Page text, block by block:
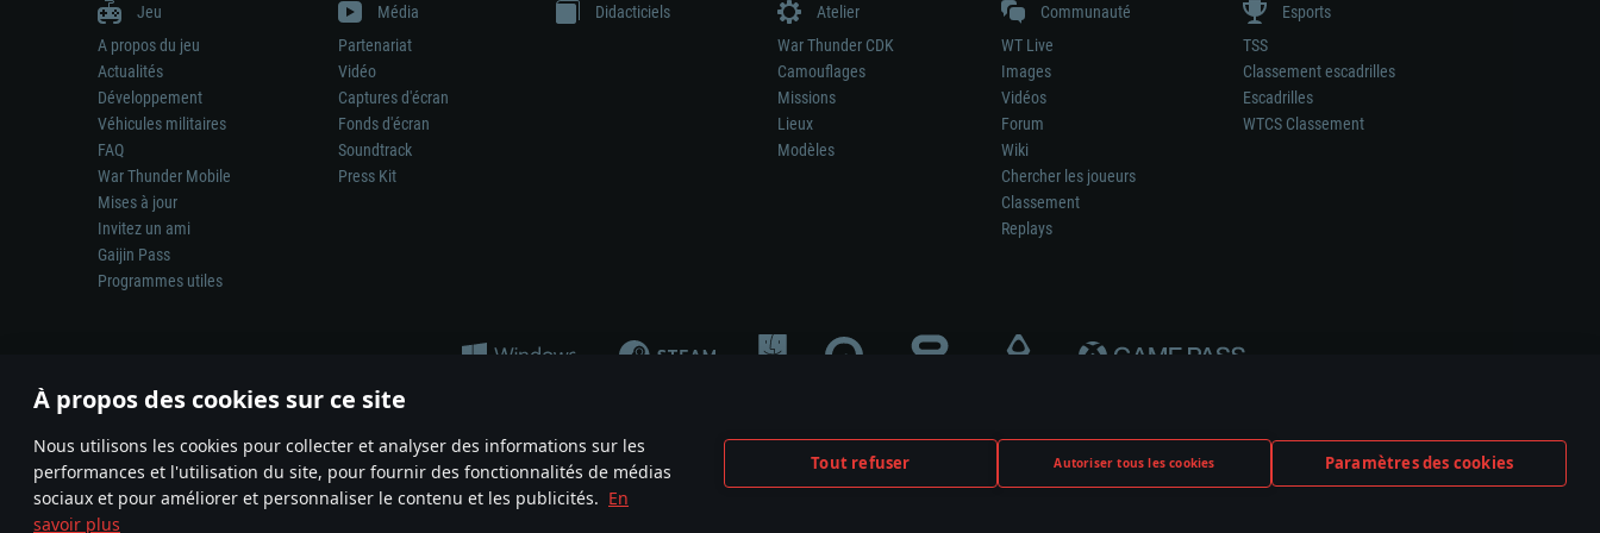
À propos des cookies sur ce site
Nous utilisons les cookies pour collecter et analyser des informations sur les
performances et l'utilisation du site, pour fournir des fonctionnalités de médias
sociaux et pour améliorer et personnaliser le contenu et les publicités. En
savoir plus
Tout refuser Autoriser tous les cookies Paramètres des cookies
Jeu
A propos du jeu
Actualités
Développement
Véhicules militaires
FAQ
War Thunder Mobile
Mises à jour
Invitez un ami
Gaijin Pass
Programmes utiles
Média
Partenariat
Vidéo
Captures d'écran
Fonds d'écran
Soundtrack
Press Kit
Didacticiels
Atelier
War Thunder CDK
Camouflages
Missions
Lieux
Modèles
Communauté
WT Live
Images
Vidéos
Forum
Wiki
Chercher les joueurs
Classement
Replays
Esports
TSS
Classement escadrilles
Escadrilles
WTCS Classement
La représentation d’une arme ou d’un véhicule réel dans ce jeu ne signifie pas la participation au développement du jeu, le sponsoring ou à l’approbation de tout fabricant d’armes ou de véhicule.
© 2011—2026 Gaijin Games Kft. All trademarks, logos and brand names are the property of their respective owners.
Termes et conditions